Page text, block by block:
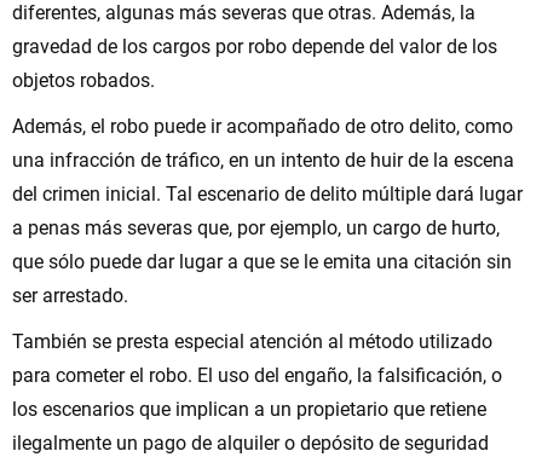
diferentes, algunas más severas que otras. Además, la
gravedad de los cargos por robo depende del valor de los
objetos robados.
Además, el robo puede ir acompañado de otro delito, como
una infracción de tráfico, en un intento de huir de la escena
del crimen inicial. Tal escenario de delito múltiple dará lugar
a penas más severas que, por ejemplo, un cargo de hurto,
que sólo puede dar lugar a que se le emita una citación sin
ser arrestado.
También se presta especial atención al método utilizado
para cometer el robo. El uso del engaño, la falsificación, o
los escenarios que implican a un propietario que retiene
ilegalmente un pago de alquiler o depósito de seguridad